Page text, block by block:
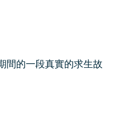
間的一段真實的求生故